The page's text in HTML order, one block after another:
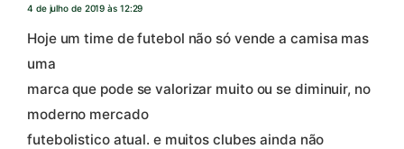
4 de julho de 2019 às 12:29
Hoje um time de futebol não só vende a camisa mas
uma
marca que pode se valorizar muito ou se diminuir, no
moderno mercado
futebolistico atual. e muitos clubes ainda não